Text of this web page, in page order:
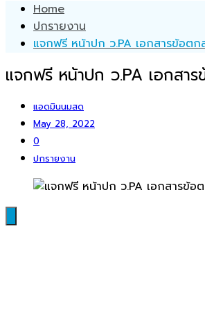
Home
ปกรายงาน
แจกฟรี หน้าปก ว.PA เอกสารข้อต
แจกฟรี หน้าปก ว.PA เอกส
แอดมินนมสด
May 28, 2022
0
ปกรายงาน